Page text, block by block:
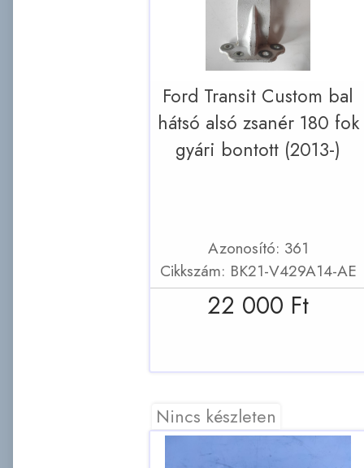
Ford Transit Custom bal
hátsó alsó zsanér 180 fok
gyári bontott (2013-)
Azonosító: 361
Cikkszám: BK21-V429A14-AE
22 000 Ft
Nincs készleten